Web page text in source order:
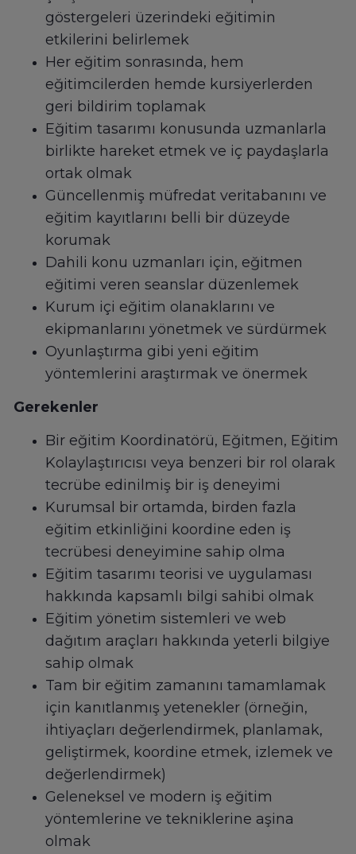
göstergeleri üzerindeki eğitimin
etkilerini belirlemek
Her eğitim sonrasında, hem
eğitimcilerden hemde kursiyerlerden
geri bildirim toplamak
Eğitim tasarımı konusunda uzmanlarla
birlikte hareket etmek ve iç paydaşlarla
ortak olmak
Güncellenmiş müfredat veritabanını ve
eğitim kayıtlarını belli bir düzeyde
korumak
Dahili konu uzmanları için, eğitmen
eğitimi veren seanslar düzenlemek
Kurum içi eğitim olanaklarını ve
ekipmanlarını yönetmek ve sürdürmek
Oyunlaştırma gibi yeni eğitim
yöntemlerini araştırmak ve önermek
Gerekenler
Bir eğitim Koordinatörü, Eğitmen, Eğitim
Kolaylaştırıcısı veya benzeri bir rol olarak
tecrübe edinilmiş bir iş deneyimi
Kurumsal bir ortamda, birden fazla
eğitim etkinliğini koordine eden iş
tecrübesi deneyimine sahip olma
Eğitim tasarımı teorisi ve uygulaması
hakkında kapsamlı bilgi sahibi olmak
Eğitim yönetim sistemleri ve web
dağıtım araçları hakkında yeterli bilgiye
sahip olmak
Tam bir eğitim zamanını tamamlamak
için kanıtlanmış yetenekler (örneğin,
ihtiyaçları değerlendirmek, planlamak,
geliştirmek, koordine etmek, izlemek ve
değerlendirmek)
Geleneksel ve modern iş eğitim
yöntemlerine ve tekniklerine aşina
olmak